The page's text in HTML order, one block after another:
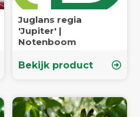
Juglans regia
'Jupiter' |
Notenboom
Bekijk product